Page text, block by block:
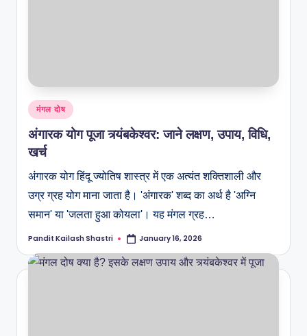
मंगल दोष
अंगारक योग पूजा त्र्यंबकेश्वर: जाने लक्षण, उपाय, विधि,
खर्च
अंगारक योग हिंदू ज्योतिष शास्त्र में एक अत्यंत शक्तिशाली और
उग्र ग्रह योग माना जाता है। 'अंगारक' शब्द का अर्थ है 'अग्नि
समान' या 'जलता हुआ कोयला'। यह मंगल ग्रह…
Pandit Kailash Shastri January 16, 2026